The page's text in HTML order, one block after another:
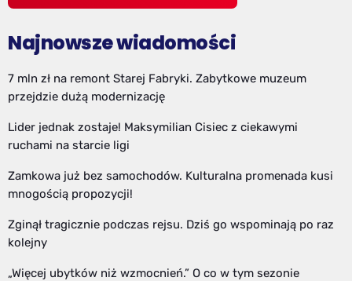
Najnowsze wiadomości
7 mln zł na remont Starej Fabryki. Zabytkowe muzeum
przejdzie dużą modernizację
Lider jednak zostaje! Maksymilian Cisiec z ciekawymi
ruchami na starcie ligi
Zamkowa już bez samochodów. Kulturalna promenada kusi
mnogością propozycji!
Zginął tragicznie podczas rejsu. Dziś go wspominają po raz
kolejny
„Więcej ubytków niż wzmocnień.” O co w tym sezonie